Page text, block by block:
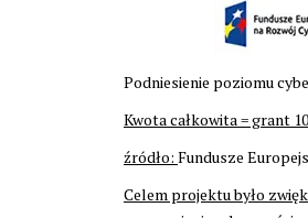
Podniesienie poziomu
Kwota całkowita = grant
źródło: Fundusze
Celem projektu było